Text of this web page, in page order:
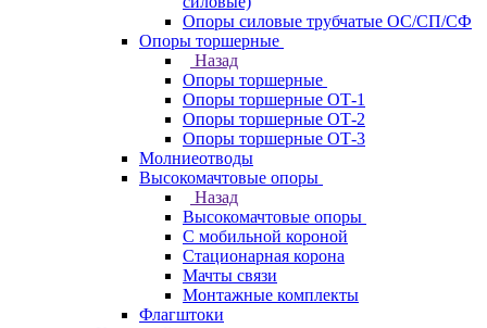
Опоры силовые трубчатые ОС/СП/СФ
Опоры торшерные
Назад
Опоры торшерные
Опоры торшерные ОТ-1
Опоры торшерные ОТ-2
Опоры торшерные ОТ-3
Молниеотводы
Высокомачтовые опоры
Назад
Высокомачтовые опоры
С мобильной короной
Стационарная корона
Мачты связи
Монтажные комплекты
Флагштоки